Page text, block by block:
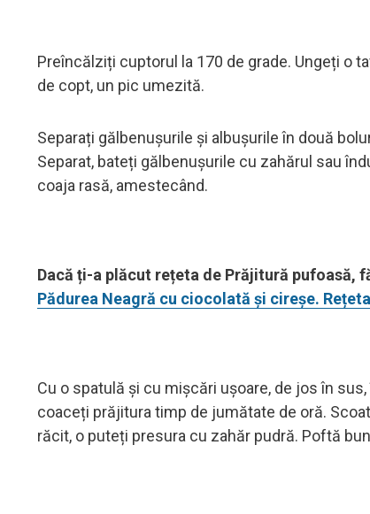
Preîncălziți cuptorul la 170 de grade. Ungeți o
de copt, un pic umezită.
Separați gălbenușurile și albușurile în două
Separat, bateți gălbenușurile cu zahărul sau
coaja rasă, amestecând.
Dacă ți-a plăcut rețeta de Prăjitură pufoasă,
Pădurea Neagră cu ciocolată și cireșe.
Cu o spatulă și cu mișcări ușoare, de jos în
coaceți prăjitura timp de jumătate de oră.
răcit, o puteți presura cu zahăr pudră. Poftă